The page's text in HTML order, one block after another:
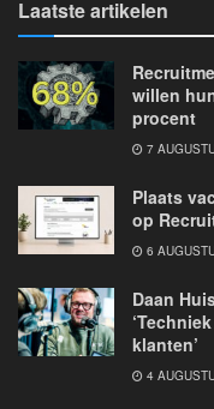
Laatste artikelen
willen
procent
7
Plaats
op
6
Daan
klanten’
4